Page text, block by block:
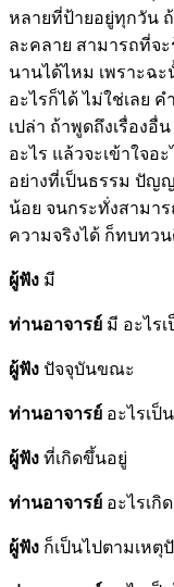
หลายที่ป้ายอยู่ทุกวัน
ละคลาย สามารถที่จ
นานได้ไหม เพราะฉ
อะไรก็ได้ ไม่ใช่เลย
เปล่า ถ้าพูดถึงเรื่องอื่
อะไร แล้วจะเข้าใจ
อย่างที่เป็นธรรม ปัญ
น้อย จนกระทั่งสามา
ความจริงได้ ก็ทบทว
ผู้ฟัง มี
ท่านอาจารย์ มี อะไร
ผู้ฟัง ปัจจุบันขณะ
ท่านอาจารย์ อะไรเ
ผู้ฟัง ที่เกิดขึ้นอยู่
ท่านอาจารย์ อะไรเกิ
ผู้ฟัง ก็เป็นไปตามเหตุ